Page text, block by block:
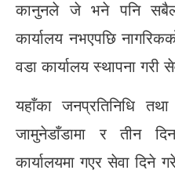
कानुनले जे भने पनि
कार्यालय नभएपछि
वडा कार्यालय स्थापना गरी
यहाँका जनप्रतिनिधि तथा
जामुनेडाँडामा र तीन
कार्यालयमा गएर सेवा दिने